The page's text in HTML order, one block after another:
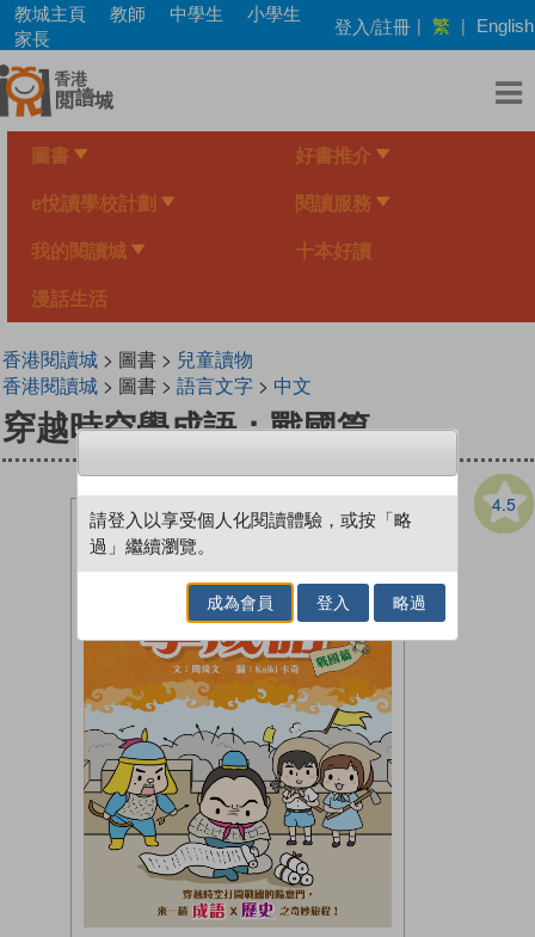
Skip
main
content
教城主頁 教師 中學生
小學生
家長
登入/註冊 | 繁 | English
圖書 好書推介
e悅讀學校計劃 閱讀服務
我的閱讀城 十本好讀
漫話生活
香港閱讀城> 圖書 > 兒童讀物
香港閱讀城> 圖書 > 語言文字> 中文
穿越時空學成語：戰國篇
4.5
請登入以享受個人化閱讀體驗，或按「略
過」繼續瀏覽。
成為會員 登入 略過